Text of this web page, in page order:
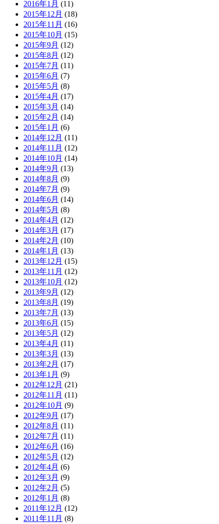
2016年1月 (11)
2015年12月 (18)
2015年11月 (16)
2015年10月 (15)
2015年9月 (12)
2015年8月 (12)
2015年7月 (11)
2015年6月 (7)
2015年5月 (8)
2015年4月 (17)
2015年3月 (14)
2015年2月 (14)
2015年1月 (6)
2014年12月 (11)
2014年11月 (12)
2014年10月 (14)
2014年9月 (13)
2014年8月 (9)
2014年7月 (9)
2014年6月 (14)
2014年5月 (8)
2014年4月 (12)
2014年3月 (17)
2014年2月 (10)
2014年1月 (13)
2013年12月 (15)
2013年11月 (12)
2013年10月 (12)
2013年9月 (12)
2013年8月 (19)
2013年7月 (13)
2013年6月 (15)
2013年5月 (12)
2013年4月 (11)
2013年3月 (13)
2013年2月 (17)
2013年1月 (9)
2012年12月 (21)
2012年11月 (11)
2012年10月 (9)
2012年9月 (17)
2012年8月 (11)
2012年7月 (11)
2012年6月 (16)
2012年5月 (12)
2012年4月 (6)
2012年3月 (9)
2012年2月 (5)
2012年1月 (8)
2011年12月 (12)
2011年11月 (8)